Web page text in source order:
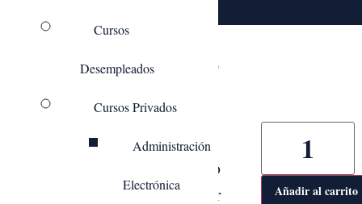
IFCT057PO_Internet Seguro
Gracias a nuestro Curso
aprenderás a manejar
Añadir al carrito
Cursos
Desempleados
Cursos Privados
Administración
Electrónica